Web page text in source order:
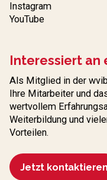
Instagram
YouTube
Interessiert an
Als Mitglied in der
Ihre Mitarbeiter und
wertvollem
Weiterbildung und
Vorteilen.
Jetzt kontaktieren